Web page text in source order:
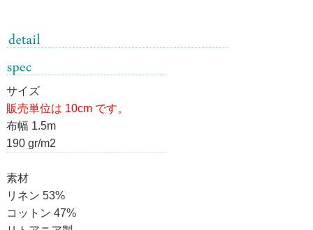
サイズ
販売単位は 10cm です。
布幅 1.5m
190 gr/m2
素材
リネン 53%
コットン 47%